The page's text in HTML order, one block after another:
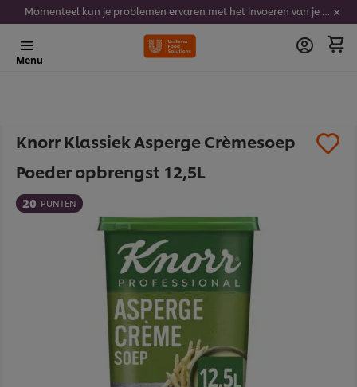
Momenteel kun je problemen ervaren met het invoeren van je stickercodes. We werken er hard aan om dit op te lossen.
Menu
Knorr Klassiek Asperge Crèmesoep
Poeder opbrengst 12,5L
20 PUNTEN